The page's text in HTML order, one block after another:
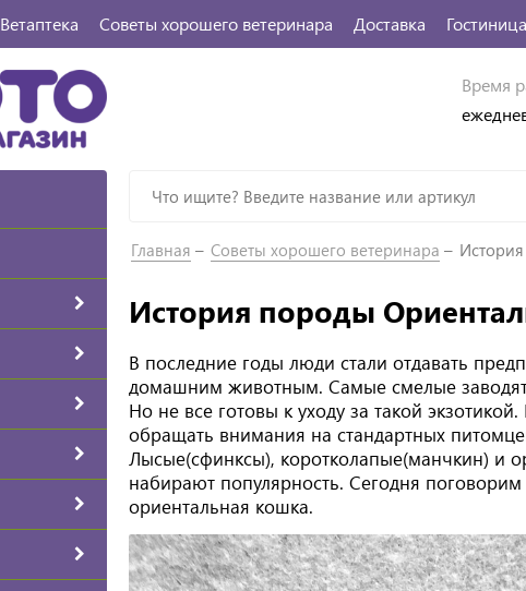
Ветаптека Советы хорошего ветеринара Доставка
Время
Главная Советы хорошего ветеринара
История породы
В последние годы люди стали отдавать
домашним животным. Самые смелые
Но не все готовы к уходу за такой
обращать внимания на стандартных
Лысые(сфинксы), коротколапые(манчкин) и
набирают популярность. Сегодня
ориентальная кошка.